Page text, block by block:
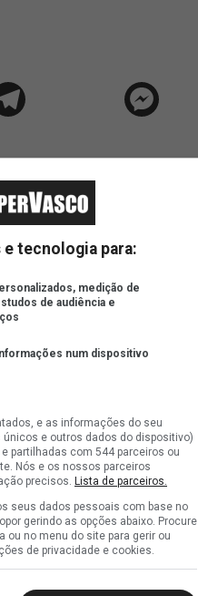
e tecnologia para:
medição de
de audiência e
num dispositivo
e as informações do seu
e outros dados do dispositivo)
partilhadas com 544 parceiros ou
Nós e os nossos parceiros
precisos. Lista de parceiros.
seus dados pessoais com base no
gerindo as opções abaixo. Procure
ou no menu do site para gerir ou
de privacidade e cookies.